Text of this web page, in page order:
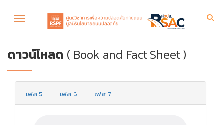
ดาวน์โหลด ( Book and Fact Sheet )
เฟส 5 เฟส 6 เฟส 7